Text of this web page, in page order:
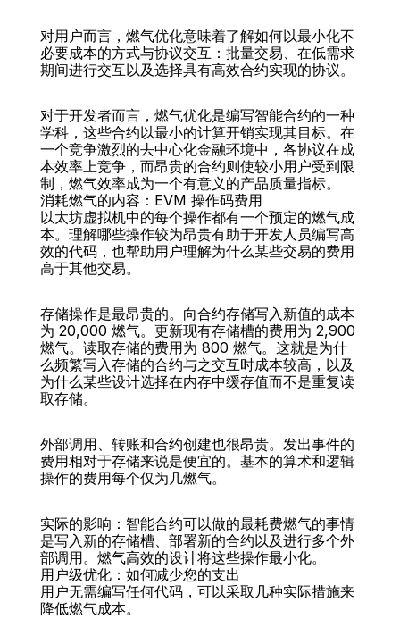
后面
对用户而言，燃气优化意味着了解如何以最小化不
必要成本的方式与协议交互：批量交易、在低需求
期间进行交互以及选择具有高效合约实现的协议。
对于开发者而言，燃气优化是编写智能合约的一种
学科，这些合约以最小的计算开销实现其目标。在
一个竞争激烈的去中心化金融环境中，各协议在成
本效率上竞争，而昂贵的合约则使较小用户受到限
制，燃气效率成为一个有意义的产品质量指标。
消耗燃气的内容：EVM 操作码费用
以太坊虚拟机中的每个操作都有一个预定的燃气成
本。理解哪些操作较为昂贵有助于开发人员编写高
效的代码，也帮助用户理解为什么某些交易的费用
高于其他交易。
存储操作是最昂贵的。向合约存储写入新值的成本
为 20,000 燃气。更新现有存储槽的费用为 2,900
燃气。读取存储的费用为 800 燃气。这就是为什
么频繁写入存储的合约与之交互时成本较高，以及
为什么某些设计选择在内存中缓存值而不是重复读
取存储。
外部调用、转账和合约创建也很昂贵。发出事件的
费用相对于存储来说是便宜的。基本的算术和逻辑
操作的费用每个仅为几燃气。
实际的影响：智能合约可以做的最耗费燃气的事情
是写入新的存储槽、部署新的合约以及进行多个外
部调用。燃气高效的设计将这些操作最小化。
用户级优化：如何减少您的支出
用户无需编写任何代码，可以采取几种实际措施来
降低燃气成本。